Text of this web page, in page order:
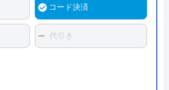
コード決済
代引き